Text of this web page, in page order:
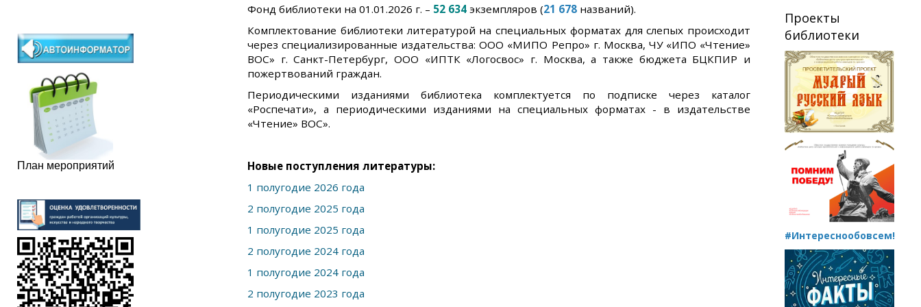
План мероприятий
Фонд библиотеки на 01.01.2026 г. – 52 634 экземпляров (21 678 названий).
Комплектование библиотеки литературой на специальных форматах для слепых происходит
через специализированные издательства: ООО «МИПО Репро» г. Москва, ЧУ «ИПО «Чтение»
ВОС» г. Санкт-Петербург, ООО «ИПТК «Логосвос» г. Москва, а также бюджета БЦКПИР и
пожертвований граждан.
Периодическими изданиями библиотека комплектуется по подписке через каталог
«Роспечати», а периодическими изданиями на специальных форматах - в издательстве
«Чтение» ВОС».
Новые поступления литературы:
1 полугодие 2026 года
2 полугодие 2025 года
1 полугодие 2025 года
2 полугодие 2024 года
1 полугодие 2024 года
2 полугодие 2023 года
Проекты
библиотеки
#Интереснообовсем!